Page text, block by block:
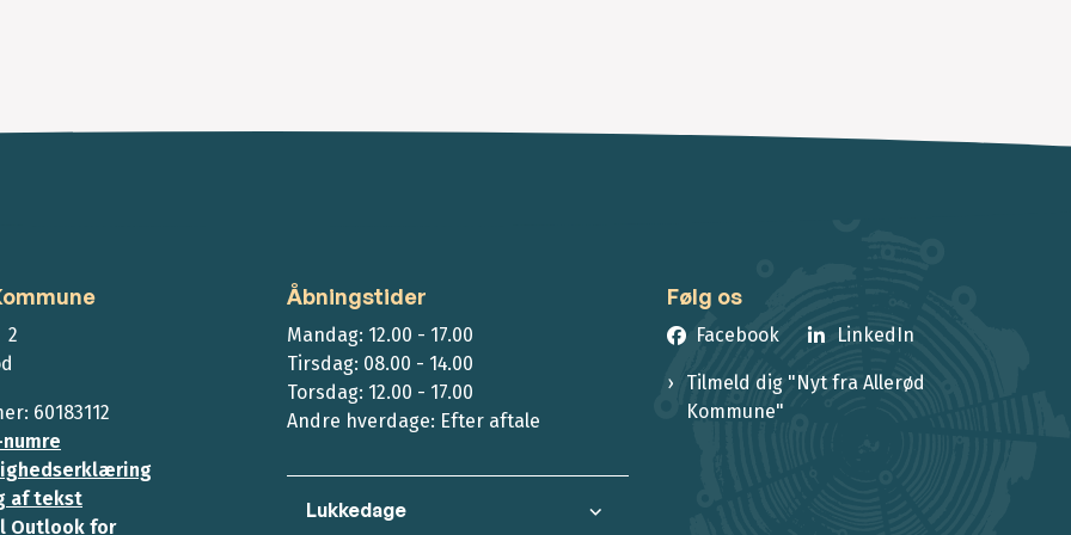
2
60183112
numre
af tekst
Outlook for
Åbningstider
Mandag: 12.00 - 17.00
Tirsdag: 08.00 - 14.00
Torsdag: 12.00 - 17.00
Andre hverdage: Efter aftale
Lukkedage
Følg os
Facebook LinkedIn
Tilmeld dig "Nyt fra Allerød
Kommune"